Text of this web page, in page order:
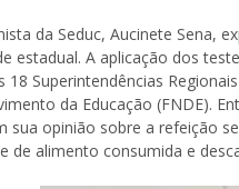
da Seduc, Aucinete Sena,
estadual. A aplicação dos
18 Superintendências
da Educação (FNDE).
sua opinião sobre a refeição
de alimento consumida e